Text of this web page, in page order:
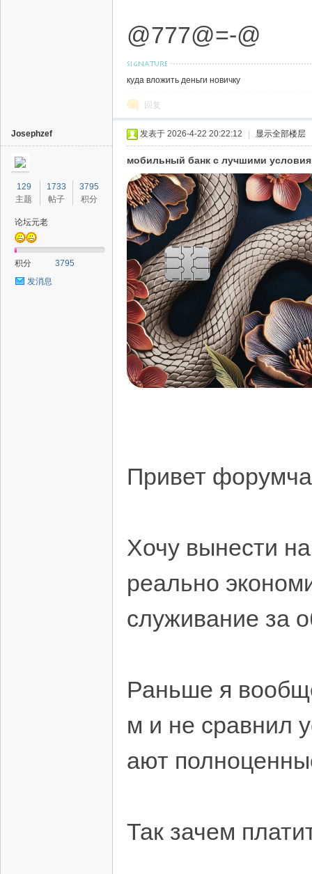
@777@=-@
куда вложить деньги новичку
回复
Josephzef
129
主题
1733
帖子
3795
积分
论坛元老
积分
3795
发消息
发表于 2026-4-22 20:22:12 显示全部楼层
мобильный банк с лучшими
Привет
Хочу вынести
реально
служивание за
Раньше я
м и не сравнил
ают
Так зачем